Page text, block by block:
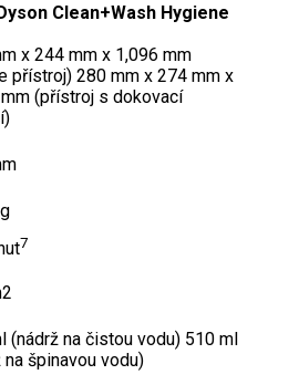
Clean+Wash Hygiene
x 244 mm x 1,096 mm
přístroj) 280 mm x 274 mm x
(přístroj s dokovací
7
(nádrž na čistou vodu) 510 ml
na špinavou vodu)